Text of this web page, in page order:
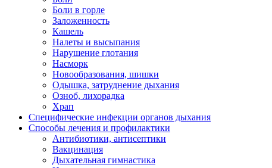
Боли в горле
Заложенность
Кашель
Налеты и высыпания
Нарушение глотания
Насморк
Новообразования, шишки
Одышка, затруднение дыхания
Озноб, лихорадка
Храп
Специфические инфекции органов дыхания
Способы лечения и профилактики
Антибиотики, антисептики
Вакцинация
Дыхательная гимнастика